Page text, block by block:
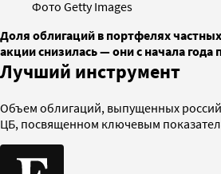
Фото Getty Images
Доля облигаций в портфелях
акции снизилась — они с начала
Лучший инструмент
Объем облигаций, выпущенных
ЦБ, посвященном ключевым